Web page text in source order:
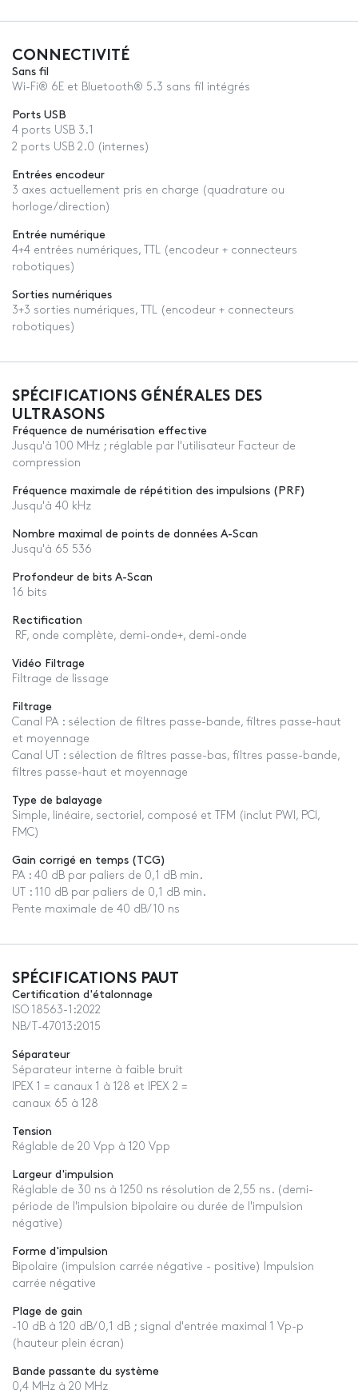
CONNECTIVITÉ
Sans fil
Wi-Fi® 6E et Bluetooth® 5.3 sans fil intégrés
Ports USB
4 ports USB 3.1
2 ports USB 2.0 (internes)
Entrées encodeur
3 axes actuellement pris en charge (quadrature ou
horloge/direction)
Entrée numérique
4+4 entrées numériques, TTL (encodeur + connecteurs
robotiques)
Sorties numériques
3+3 sorties numériques, TTL (encodeur + connecteurs
robotiques)
SPÉCIFICATIONS GÉNÉRALES DES
ULTRASONS
Fréquence de numérisation effective
Jusqu'à 100 MHz ; réglable par l'utilisateur Facteur de
compression
Fréquence maximale de répétition des impulsions (PRF)
Jusqu'à 40 kHz
Nombre maximal de points de données A-Scan
Jusqu'à 65 536
Profondeur de bits A-Scan
16 bits
Rectification
RF, onde complète, demi-onde+, demi-onde
Vidéo Filtrage
Filtrage de lissage
Filtrage
Canal PA : sélection de filtres passe-bande, filtres passe-haut
et moyennage
Canal UT : sélection de filtres passe-bas, filtres passe-bande,
filtres passe-haut et moyennage
Type de balayage
Simple, linéaire, sectoriel, composé et TFM (inclut PWI, PCI,
FMC)
Gain corrigé en temps (TCG)
PA : 40 dB par paliers de 0,1 dB min.
UT : 110 dB par paliers de 0,1 dB min.
Pente maximale de 40 dB/10 ns
SPÉCIFICATIONS PAUT
Certification d'étalonnage
ISO 18563-1:2022
NB/T-47013:2015
Séparateur
Séparateur interne à faible bruit
IPEX 1 = canaux 1 à 128 et IPEX 2 =
canaux 65 à 128
Tension
Réglable de 20 Vpp à 120 Vpp
Largeur d'impulsion
Réglable de 30 ns à 1250 ns résolution de 2,55 ns. (demi-
période de l'impulsion bipolaire ou durée de l'impulsion
négative)
Forme d'impulsion
Bipolaire (impulsion carrée négative - positive) Impulsion
carrée négative
Plage de gain
-10 dB à 120 dB/0,1 dB ; signal d'entrée maximal 1 Vp-p
(hauteur plein écran)
Bande passante du système
0,4 MHz à 20 MHz